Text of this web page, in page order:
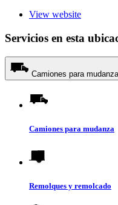
View website
Servicios en esta
Camiones para mudanza
Camiones para mudanza
Remolques y remolcado